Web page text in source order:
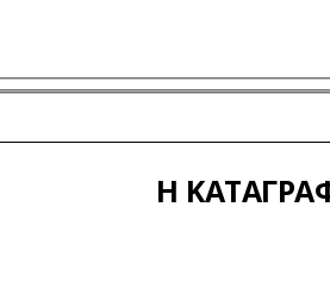
Η